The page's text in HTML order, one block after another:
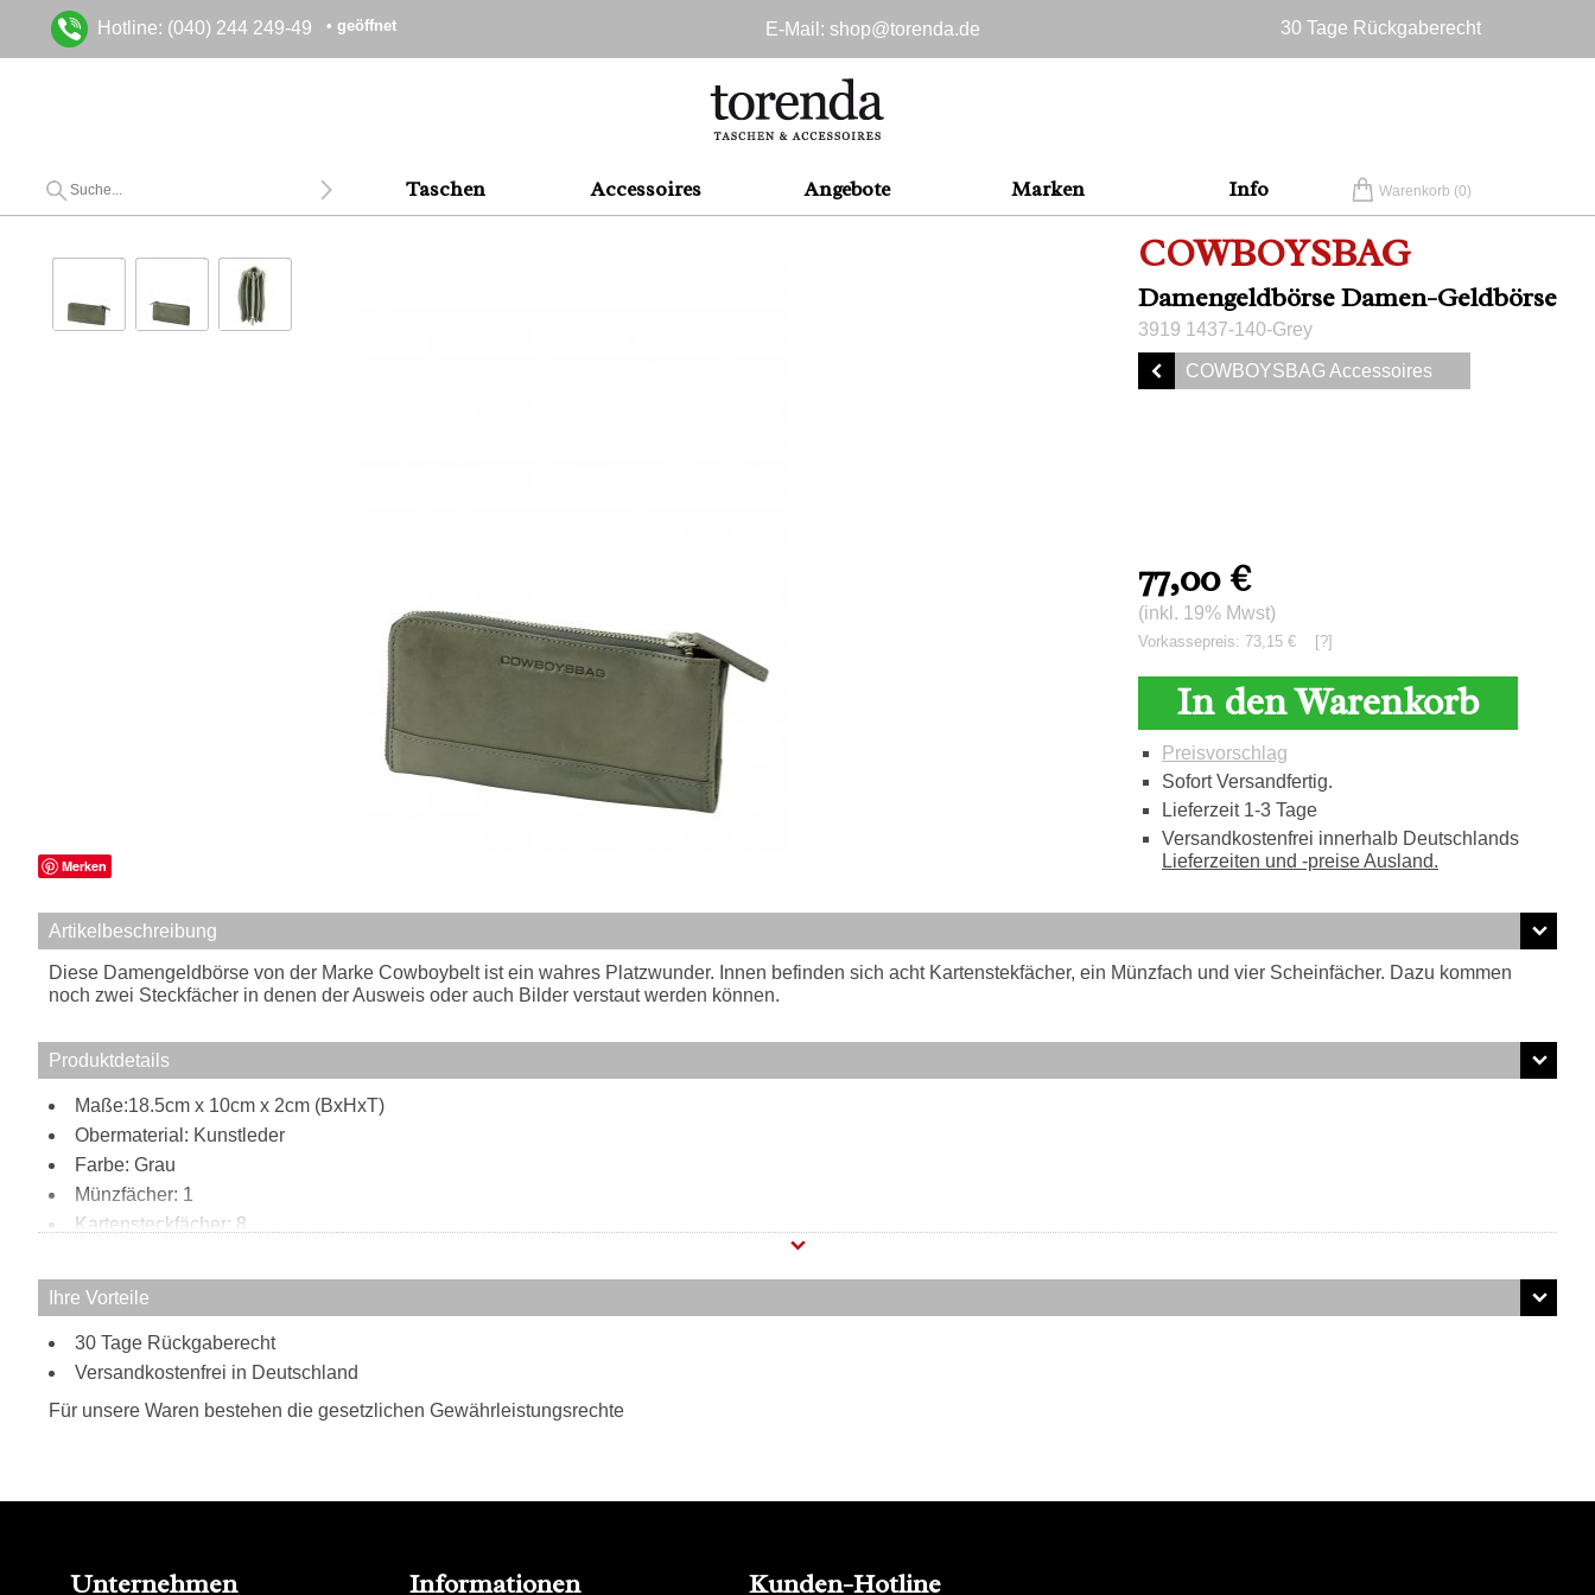
Hotline: (040) 244 249-49 • geöffnet E-Mail: shop@torenda.de
30 Tage Rückgaberecht
Taschen Accessoires Angebote Marken Info Warenkorb (0)
COWBOYSBAG
Damengeldbörse Damen-Geldbörse
3919 1437-140-Grey
COWBOYSBAG Accessoires
Merken
77,00 €
(inkl. 19% Mwst)
Vorkassepreis: 73,15 € [?]
In den Warenkorb
Preisvorschlag
Sofort Versandfertig.
Lieferzeit 1-3 Tage
Versandkostenfrei innerhalb Deutschlands
Lieferzeiten und -preise Ausland.
Artikelbeschreibung
Diese Damengeldbörse von der Marke Cowboybelt ist ein wahres Platzwunder. Innen befinden sich acht Kartenstekfächer, ein Münzfach und vier Scheinfächer. Dazu kommen
noch zwei Steckfächer in denen der Ausweis oder auch Bilder verstaut werden können.
Produktdetails
Maße:18.5cm x 10cm x 2cm (BxHxT)
Obermaterial: Kunstleder
Farbe: Grau
Münzfächer: 1
Kartensteckfächer: 8
Innen:
8 Kartensteckfächer
1 Münzfach
4 Scheinfächer
Außen:
Ihre Vorteile
30 Tage Rückgaberecht
Versandkostenfrei in Deutschland
Für unsere Waren bestehen die gesetzlichen Gewährleistungsrechte
Unternehmen Informationen Kunden-Hotline